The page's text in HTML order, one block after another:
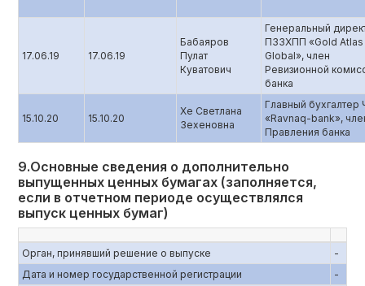
17.06.19 17.06.19
Бабаяров
Пулат
Куватович
Генеральный
ПЗЗХПП «Gold Atlas
Global», член
Ревизионной
банка
15.10.20 15.10.20
Хе Светлана
Зехеновна
Главный бухгалтер
«Ravnaq-bank»,
Правления банка
9.Основные сведения о дополнительно
выпущенных ценных бумагах (заполняется,
если в отчетном периоде осуществлялся
выпуск ценных бумаг)
Орган, принявший решение о выпуске
-
Дата и номер государственной регистрации
-